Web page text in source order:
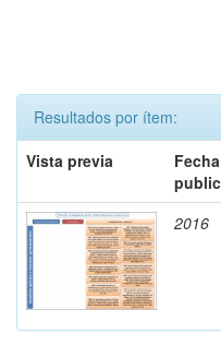
Resultados por ítem:
Vista previa
2016